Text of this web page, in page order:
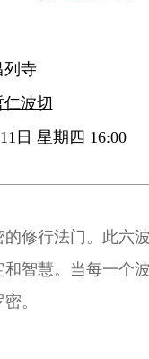
列寺
波切
日 星期四 16:00
修行法门。此六
智慧。当每一个
。